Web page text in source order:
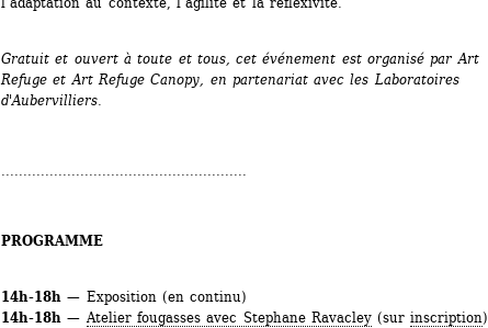
Gratuit et ouvert à toute et tous, cet événement est organisé par Art
Refuge et Art Refuge Canopy, en partenariat avec les Laboratoires
d'Aubervilliers.
PROGRAMME
14h-18h — Exposition (en continu)
14h-18h — Atelier fougasses avec Stephane Ravacley(sur inscription)